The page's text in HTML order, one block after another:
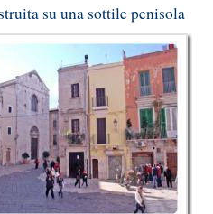
su una sottile penisola